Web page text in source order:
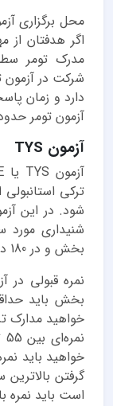
محل برگزاری
اگر هدفتان از
آزمون تومر حدودا 15 روز بعد از برگزاری آن
آزمون TYS
ترکی
شود. در این
بخش و در 180 دقیقه برگزار می شود.
است باید نمره بالای 88